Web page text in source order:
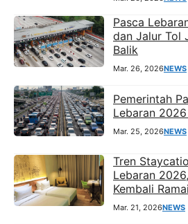
Pasca
dan Jalur Tol
Balik
Mar. 26, 2026NEWS
Pemerintah
Lebaran
Mar. 25, 2026NEWS
Tren
Lebaran
Kembali Ramai
Mar. 21, 2026NEWS